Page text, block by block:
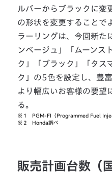
ルバーからブラックに変
の形状を変更することで
ラーリングは、今回新た
ンベージュ」「ムーンス
ク」「ブラック」「タス
ク」の5色を設定し、豊
より幅広いお客様の要望
る。
※ 1 PGM-FI（Programmed Fuel
※ 2 Honda調べ
販売計画台数（